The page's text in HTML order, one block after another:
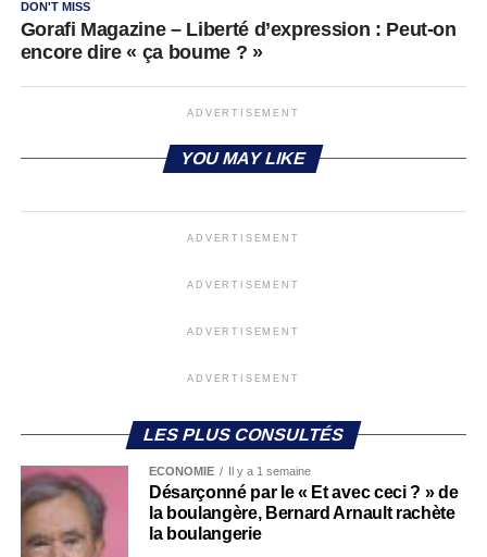
DON'T MISS
Gorafi Magazine – Liberté d’expression : Peut-on
encore dire « ça boume ? »
ADVERTISEMENT
YOU MAY LIKE
ADVERTISEMENT
ADVERTISEMENT
ADVERTISEMENT
ADVERTISEMENT
LES PLUS CONSULTÉS
ECONOMIE Il y a 1 semaine
Désarçonné par le « Et avec ceci ? » de
la boulangère, Bernard Arnault rachète
la boulangerie